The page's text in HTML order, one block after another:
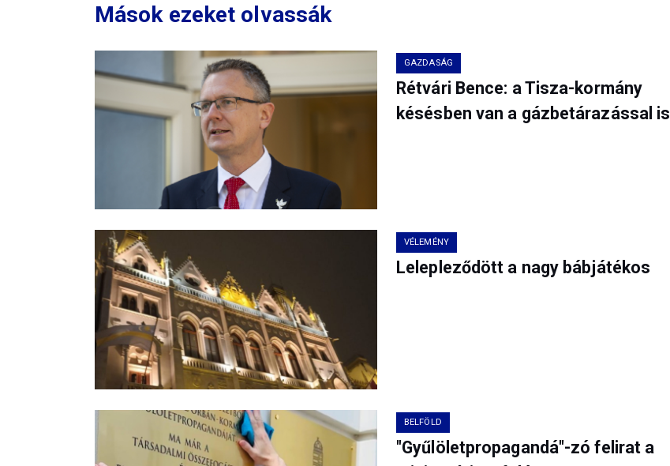
Mások ezeket olvassák
GAZDASÁG
Rétvári Bence: a Tisza-kormány
késésben van a gázbetárazással is
VÉLEMÉNY
Lelepleződött a nagy bábjátékos
BELFÖLD
"Gyűlöletpropagandá"-zó felirat a